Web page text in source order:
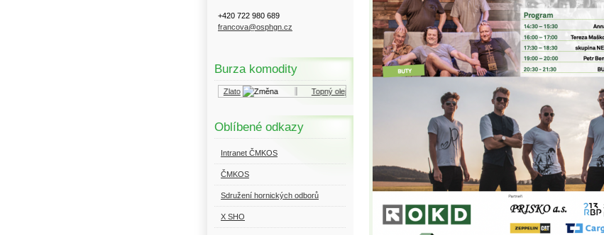
+420 722 980 689
francova@osphgn.cz
Burza komodity
Zlato Topný olej Zemní plyn Motorová nafta
Oblíbené odkazy
Intranet ČMKOS
ČMKOS
Sdružení hornických odborů
X SHO